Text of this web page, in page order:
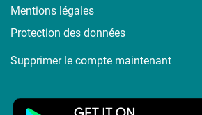
Mentions légales
Protection des données
Supprimer le compte maintenant